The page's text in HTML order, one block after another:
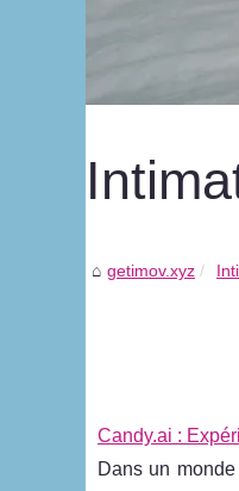
getimov.xyz
Candy.ai :
Dans un